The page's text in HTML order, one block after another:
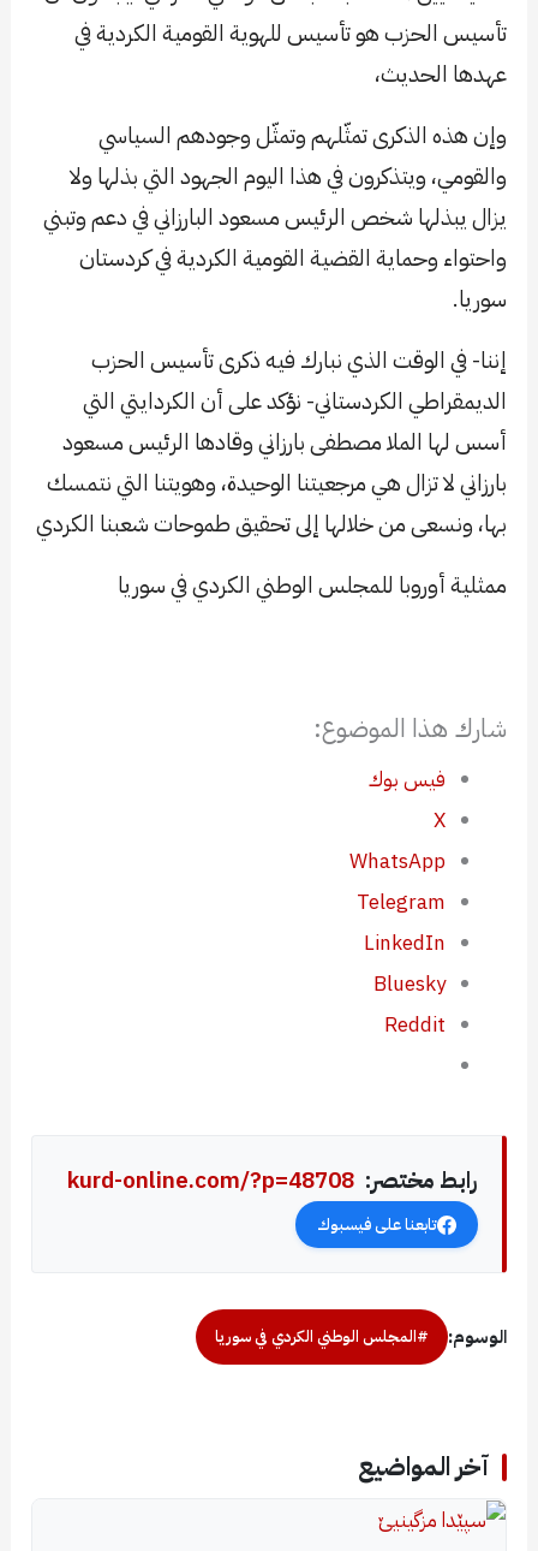
تأسيس الحزب هو تأسيس للهوية القومية الكردية في
عهدها الحديث،
وإن هذه الذكرى تمثّلهم وتمثّل وجودهم السياسي
والقومي، ويتذكرون في هذا اليوم الجهود التي بذلها ولا
يزال يبذلها شخص الرئيس مسعود البارزاني في دعم وتبني
واحتواء وحماية القضية القومية الكردية في كردستان
سوريا.
إننا- في الوقت الذي نبارك فيه ذكرى تأسيس الحزب
الديمقراطي الكردستاني- نؤكد على أن الكردايتي التي
أسس لها الملا مصطفى بارزاني وقادها الرئيس مسعود
بارزاني لا تزال هي مرجعيتنا الوحيدة، وهويتنا التي نتمسك
بها، ونسعى من خلالها إلى تحقيق طموحات شعبنا الكردي
ممثلية أوروبا للمجلس الوطني الكردي في سوريا
شارك هذا الموضوع:
فيس بوك
X
WhatsApp
Telegram
LinkedIn
Bluesky
Reddit
رابط مختصر: kurd-online.com/?p=48708
تابعنا على فيسبوك
الوسوم: #المجلس الوطني الكردي في سوريا
آخر المواضيع